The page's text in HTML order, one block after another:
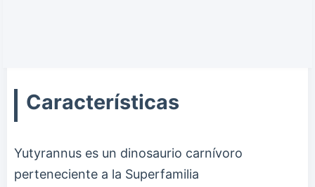
Características
Yutyrannus es un dinosaurio carnívoro
perteneciente a la Superfamilia